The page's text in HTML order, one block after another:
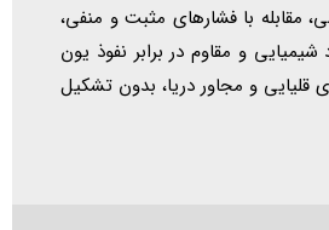
مقابله با فشارهای مثبت و منفی،
و مقاوم در برابر نفوذ یون
و مجاور دریا، بدون تشکیل